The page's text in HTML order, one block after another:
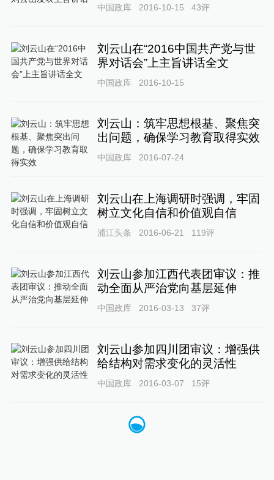
中国政库 2016-10-15 43评
刘云山在“2016中国共产党与世
界对话会”上主旨讲话全文
中国政库 2016-10-15
刘云山：筑牢思想根基、聚焦突
出问题，确保学习教育取得实效
中国政库 2016-07-24
刘云山在上海调研时强调，牢固
树立文化自信和价值观自信
浦江头条 2016-06-21 119评
刘云山参加江西代表团审议：推
动全面从严治党向基层延伸
中国政库 2016-03-13 37评
刘云山参加四川团审议：增强供
给结构对需求变化的灵活性
中国政库 2016-03-07 15评